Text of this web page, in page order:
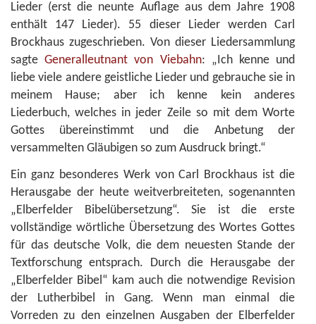
Lieder (erst die neunte Auflage aus dem Jahre 1908
enthält 147 Lieder). 55 dieser Lieder werden Carl
Brockhaus zugeschrieben. Von dieser Liedersammlung
sagteGeneralleutnant von Viebahn: „Ich kenne und
liebe viele andere geistliche Lieder und gebrauche sie in
meinem Hause; aber ich kenne kein anderes
Liederbuch, welches in jeder Zeile so mit dem Worte
Gottes übereinstimmt und die Anbetung der
versammelten Gläubigen so zum Ausdruck bringt.“
Ein ganz besonderes Werk von Carl Brockhaus ist die
Herausgabe der heute weitverbreiteten, sogenannten
„Elberfelder Bibelübersetzung“. Sie ist die erste
vollständige wörtliche Übersetzung des Wortes Gottes
für das deutsche Volk, die dem neuesten Stande der
Textforschung entsprach. Durch die Herausgabe der
„Elberfelder Bibel“ kam auch die notwendige Revision
der Lutherbibel in Gang. Wenn man einmal die
Vorreden zu den einzelnen Ausgaben der Elberfelder